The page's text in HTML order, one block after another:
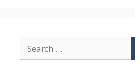
for: